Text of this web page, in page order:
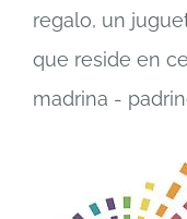
regalo, un
que reside en
madrina -